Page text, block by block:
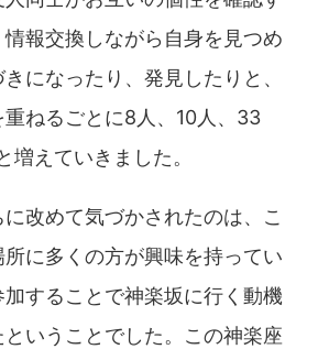
報交換しながら自身を見つめ
になったり、発見したりと、
ねるごとに8人、10人、33
増えていきました。
改めて気づかされたのは、こ
に多くの方が興味を持ってい
することで神楽坂に行く動機
いうことでした。この神楽座